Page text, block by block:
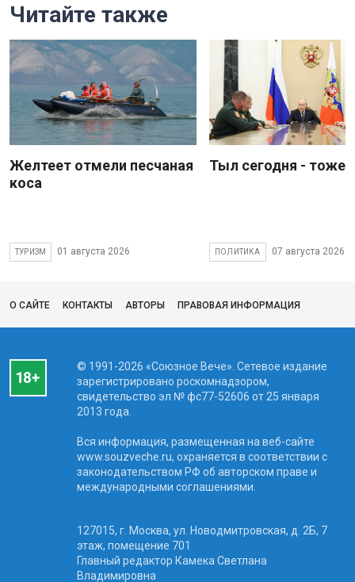
Читайте также
Желтеет отмели песчаная
коса
ТУРИЗМ 01 августа 2026
Тыл сегодня - тоже
ПОЛИТИКА 07 августа 2026
О САЙТЕ КОНТАКТЫ АВТОРЫ ПРАВОВАЯ ИНФОРМАЦИЯ
© 1991-2026 «Союзное Вече». Сетевое издание
зарегистрировано роскомнадзором,
свидетельство эл № фc77-52606 от 25 января
2013 года.
Вся информация, размещенная на веб-сайте
www.souzveche.ru, охраняется в соответствии с
законодательством РФ об авторском праве и
международными соглашениями.
127015, г. Москва, ул. Новодмитровская, д. 2Б, 7
этаж, помещение 701
Главный редактор Камека Светлана
Владимировна